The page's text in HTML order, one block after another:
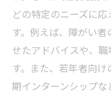
どの特定のニーズに
す。例えば、障がい
せたアドバイスや、
す。また、若年者向
期インターンシップ